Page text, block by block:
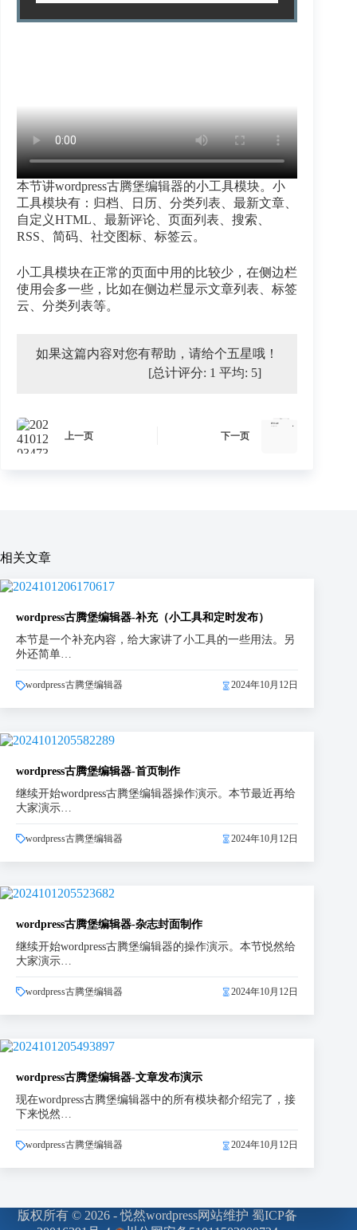
本节讲wordpress古腾堡编辑器的小工具模块。小
工具模块有：归档、日历、分类列表、最新文章、
自定义HTML、最新评论、页面列表、搜索、
RSS、简码、社交图标、标签云。
小工具模块在正常的页面中用的比较少，在侧边栏
使用会多一些，比如在侧边栏显示文章列表、标签
云、分类列表等。
如果这篇内容对您有帮助，请给个五星哦！
[总计评分: 1 平均: 5]
上一页 下一页
相关文章
wordpress古腾堡编辑器-补充（小工具和定时发布）
本节是一个补充内容，给大家讲了小工具的一些用法。另
外还简单…
wordpress古腾堡编辑器 2024年10月12日
wordpress古腾堡编辑器-首页制作
继续开始wordpress古腾堡编辑器操作演示。本节最近再给
大家演示…
wordpress古腾堡编辑器 2024年10月12日
wordpress古腾堡编辑器-杂志封面制作
继续开始wordpress古腾堡编辑器的操作演示。本节悦然给
大家演示…
wordpress古腾堡编辑器 2024年10月12日
wordpress古腾堡编辑器-文章发布演示
现在wordpress古腾堡编辑器中的所有模块都介绍完了，接
下来悦然…
wordpress古腾堡编辑器 2024年10月12日
版权所有 © 2026 - 悦然wordpress网站维护 蜀ICP备